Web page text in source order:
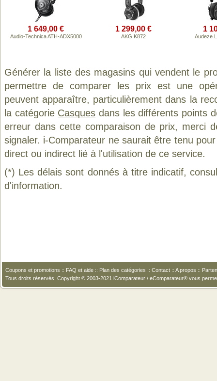
1 649,00 €
Audio-Technica ATH-ADX5000
1 299,00 €
AKG K872
1
Audeze
Générer la liste des magasins qui vendent le
permettre de comparer les prix est une
peuvent apparaître, particulièrement dans la
la catégorie Casques dans les différents points
erreur dans cette comparaison de prix, merci
signaler. i-Comparateur ne saurait être tenu
direct ou indirect lié à l'utilisation de ce service.
(*) Les délais sont donnés à titre indicatif,
d'information.
Coupons et promotions :: FAQ et aide :: Plan des catégories :: Contact :: A propos ::
Tous droits réservés. Copyright © 2003-2021 iComparateur / eComparateur® vous